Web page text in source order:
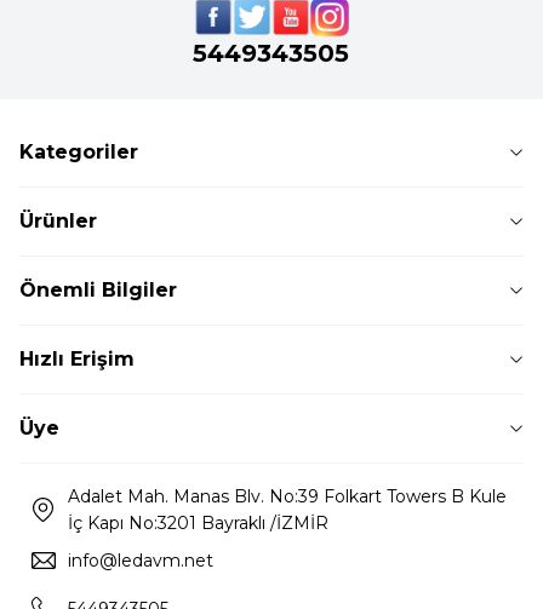
5449343505
Kategoriler
Ürünler
Önemli Bilgiler
Hızlı Erişim
Üye
Adalet Mah. Manas Blv. No:39 Folkart Towers B Kule
İç Kapı No:3201 Bayraklı /İZMİR
info@ledavm.net